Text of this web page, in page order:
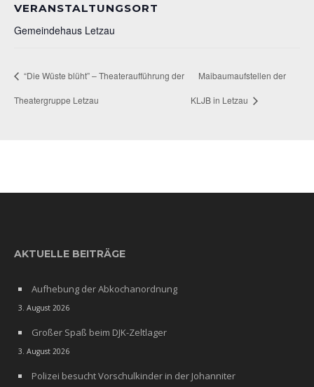
VERANSTALTUNGSORT
Gemeindehaus Letzau
“Die Wüste blüht” – Theateraufführung der
Theatergruppe Letzau
Maibaumaufstellen der
KLJB in Letzau
AKTUELLE BEITRÄGE
Aufhebung der Abkochanordnung
3. August 2026
Großer Spaß beim DJK-Zeltlager
3. August 2026
Polizei besucht Vorschulkinder in der Johanniter